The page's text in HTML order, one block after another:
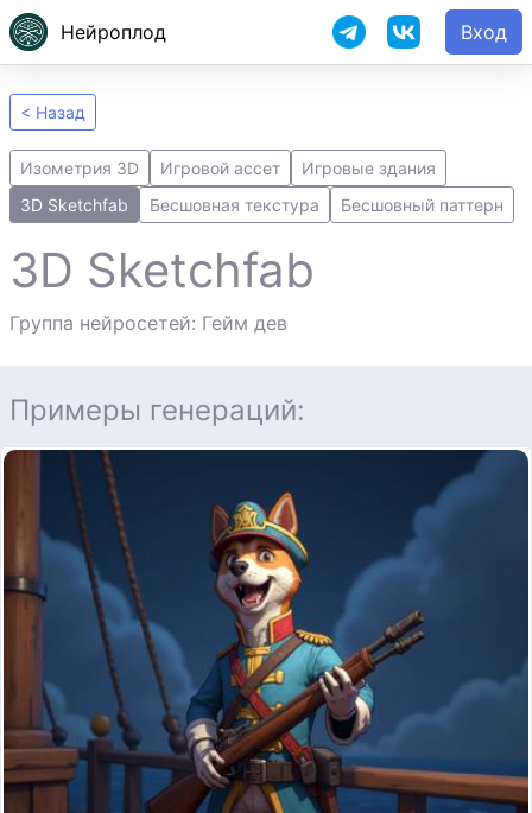
Нейроплод Вход
< Назад
Изометрия 3D Игровой ассет
Игровые здания
3D Sketchfab
Бесшовная текстура Бесшовный паттерн
3D Sketchfab
Группа нейросетей: Гейм дев
Примеры генераций: